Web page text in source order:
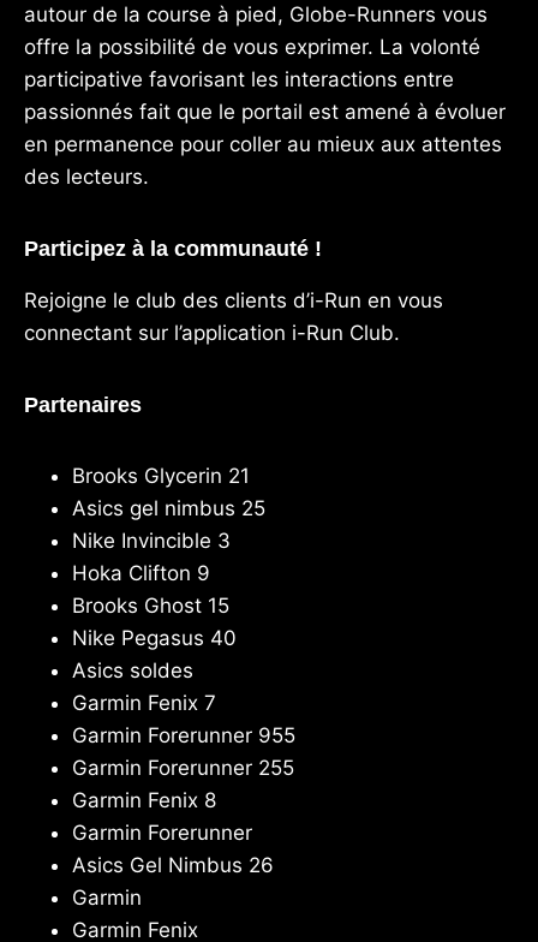
autour de la course à pied, Globe-Runners vous
offre la possibilité de vous exprimer. La volonté
participative favorisant les interactions entre
passionnés fait que le portail est amené à évoluer
en permanence pour coller au mieux aux attentes
des lecteurs.
Participez à la communauté !
Rejoigne le club des clients d’i-Run en vous
connectant sur l’application i-Run Club.
Partenaires
Brooks Glycerin 21
Asics gel nimbus 25
Nike Invincible 3
Hoka Clifton 9
Brooks Ghost 15
Nike Pegasus 40
Asics soldes
Garmin Fenix 7
Garmin Forerunner 955
Garmin Forerunner 255
Garmin Fenix 8
Garmin Forerunner
Asics Gel Nimbus 26
Garmin
Garmin Fenix